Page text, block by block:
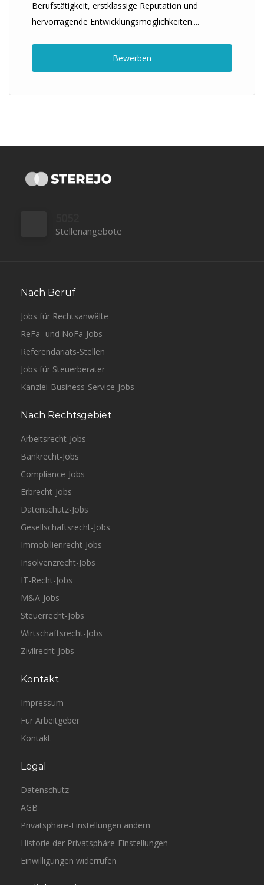
Berufstätigkeit, erstklassige Reputation und
hervorragende Entwicklungsmöglichkeiten....
Bewerben
Stellenangebote
Nach Beruf
Jobs für Rechtsanwälte
ReFa- und NoFa-Jobs
Referendariats-Stellen
Jobs für Steuerberater
Kanzlei-Business-Service-Jobs
Nach Rechtsgebiet
Arbeitsrecht-Jobs
Bankrecht-Jobs
Compliance-Jobs
Erbrecht-Jobs
Datenschutz-Jobs
Gesellschaftsrecht-Jobs
Immobilienrecht-Jobs
Insolvenzrecht-Jobs
IT-Recht-Jobs
M&A-Jobs
Steuerrecht-Jobs
Wirtschaftsrecht-Jobs
Zivilrecht-Jobs
Kontakt
Impressum
Für Arbeitgeber
Kontakt
Legal
Datenschutz
AGB
Privatsphäre-Einstellungen ändern
Historie der Privatsphäre-Einstellungen
Einwilligungen widerrufen